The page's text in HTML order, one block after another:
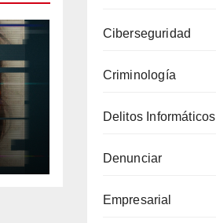
podra
generar
de
para
Ciberseguridad
Criminología
Delitos Informáticos
Denunciar
Empresarial